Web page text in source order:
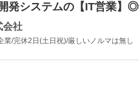
発システムの【IT営業】◎
会社
業/完休2日(土日祝)/厳しいノルマは無し